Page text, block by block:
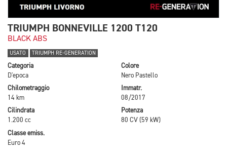
TRIUMPH BONNEVILLE 1200 T120
BLACK ABS
USATO TRIUMPH RE-GENERATION
Categoria
D'epoca
Colore
Nero Pastello
Chilometraggio
14 km
Immatr.
08/2017
Cilindrata
1.200 cc
Potenza
80 CV (59 kW)
Classe emiss.
Euro 4